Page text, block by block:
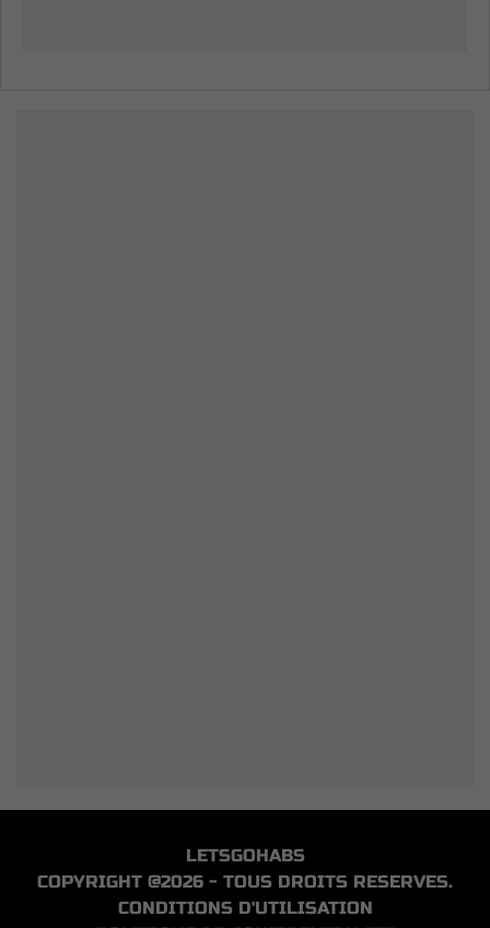
LETSGOHABS
COPYRIGHT @2026 - TOUS DROITS RESERVES.
CONDITIONS D'UTILISATION